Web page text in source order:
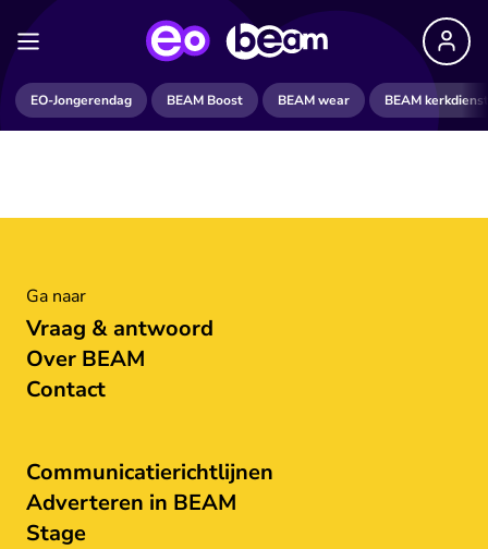
EO-Jongerendag BEAM Boost BEAM wear BEAM kerkdienst
Ga naar
Vraag & antwoord
Over BEAM
Contact
Communicatierichtlijnen
Adverteren in BEAM
Stage